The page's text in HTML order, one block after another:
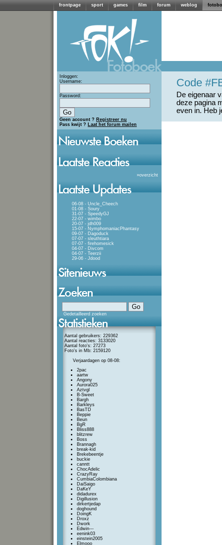
frontpage sport games film forum weblog
Inloggen:
Username:
Password:
Geen account ? Registreer nu
Pass kwijt ? Laat het forum mailen
»overzicht
06-08 - Uncle_Cheech
01-08 - Soury
31-07 - SpeedyGJ
22-07 - wimbo
20-07 - jdh009
15-07 - NymphomaniacPhantasy
09-07 - Dagoduck
07-07 - sleuthtiara
07-07 - firehomesick
04-07 - Divcom
04-07 - Teerzii
29-06 - Jdood
Gedetailleerd zoeken
Aantal gebruikers: 229362
Aantal reacties: 3133020
Aantal foto's: 27273
Foto's in Mb: 2159120
Verjaardagen op 08-08:
2pac
aartw
Angony
Aurora025
Aztvgl
B-Sweet
Bargh
Barkleys
BasTD
Beppie
Beun
BgR
Bliss888
blitzrew
Boss
Brannagh
break-kid
Brekebeentje
buckie
canntt
ChocAdelic
CrazyRay
CumbiaColombiana
DaiSaigo
DaKeY
didadurex
Digillusion
dirkertjedap
doghound
DoingK
Droxz
Dwork
Edwin---
eenink03
einstein2005
Elmooo
Code
De eigenaar
deze pagina
even in. Heb